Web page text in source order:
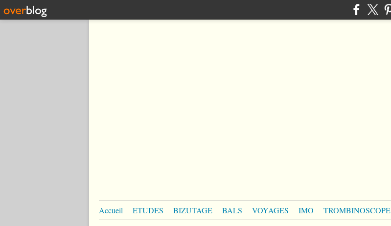
Accueil ETUDES BIZUTAGE BALS VOYAGES IMO TROMBINOSCOPE